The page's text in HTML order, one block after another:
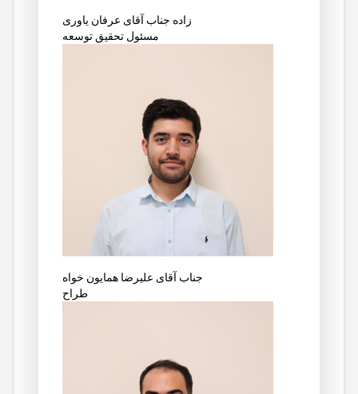
جناب آقای عرفان یاوری‎‎ زاده
مسئول تحقیق توسعه
جناب آقای علیرضا همایون خواه
طراح